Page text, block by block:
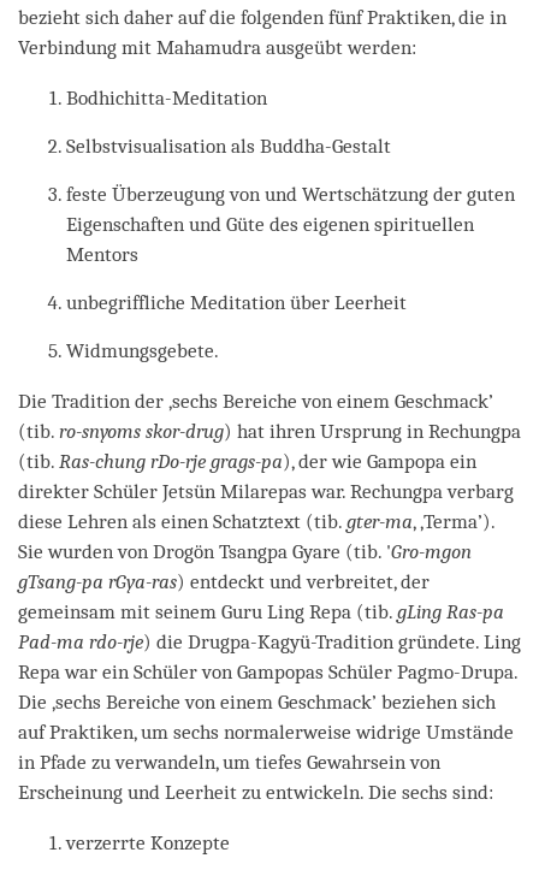
bezieht sich daher auf die folgenden fünf Praktiken, die in
Verbindung mit Mahamudra ausgeübt werden:
Bodhichitta-Meditation
Selbstvisualisation als Buddha-Gestalt
feste Überzeugung von und Wertschätzung der guten
Eigenschaften und Güte des eigenen spirituellen
Mentors
unbegriffliche Meditation über Leerheit
Widmungsgebete.
Die Tradition der ‚sechs Bereiche von einem Geschmack’
(tib. ro-snyoms skor-drug) hat ihren Ursprung in Rechungpa
(tib. Ras-chung rDo-rje grags-pa), der wie Gampopa ein
direkter Schüler Jetsün Milarepas war. Rechungpa verbarg
diese Lehren als einen Schatztext (tib. gter-ma, ‚Terma’).
Sie wurden von Drogön Tsangpa Gyare (tib. 'Gro-mgon
gTsang-pa rGya-ras) entdeckt und verbreitet, der
gemeinsam mit seinem Guru Ling Repa (tib. gLing Ras-pa
Pad-ma rdo-rje) die Drugpa-Kagyü-Tradition gründete. Ling
Repa war ein Schüler von Gampopas Schüler Pagmo-Drupa.
Die ‚sechs Bereiche von einem Geschmack’ beziehen sich
auf Praktiken, um sechs normalerweise widrige Umstände
in Pfade zu verwandeln, um tiefes Gewahrsein von
Erscheinung und Leerheit zu entwickeln. Die sechs sind:
verzerrte Konzepte